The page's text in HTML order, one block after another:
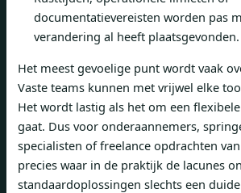
documentatievereisten worden pas
verandering al heeft plaatsgevonden.
Het meest gevoelige punt wordt vaak
Vaste teams kunnen met vrijwel elke
Het wordt lastig als het om een
gaat. Dus voor onderaannemers,
specialisten of freelance opdrachten
precies waar in de praktijk de lacunes
standaardoplossingen slechts een